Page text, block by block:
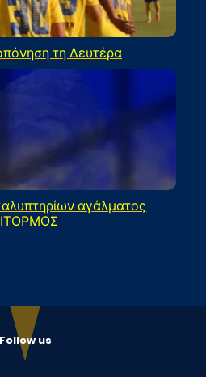
τη Δευτέρα
αγάλματος
Follow us